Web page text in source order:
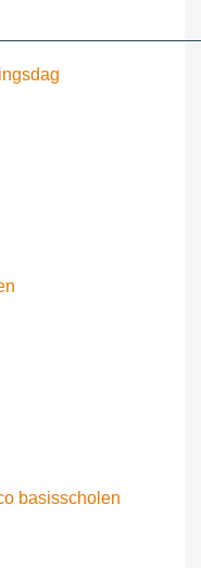
basisscholen